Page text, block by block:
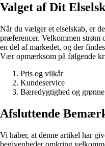
Valget af Dit
Når du vælger et elselskab, er
præferencer. Velkommen strøm
en del af markedet, og der
Vær opmærksom på følgende
Pris og vilkår
Kundeservice
Bæredygtighed og
Afsluttende
Vi håber, at denne artikel har
begivenheder omkring